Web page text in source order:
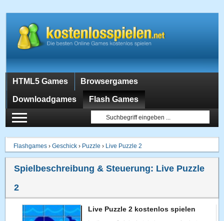
HTML5 Games Browsergames
Downloadgames Flash Games
Flashgames ›Geschick › Puzzle › Live Puzzle 2
Spielbeschreibung & Steuerung: Live Puzzle
2
Live Puzzle 2 kostenlos spielen